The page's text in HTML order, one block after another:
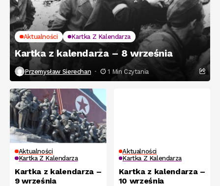
Aktualności Kartka Z Kalendarza
Kartka z kalendarza – 8 września
Przemysław Sierechan 1 Min Czytania
Aktualności
Kartka Z Kalendarza
Kartka z kalendarza –
9 września
Aktualności
Kartka Z Kalendarza
Kartka z kalendarza –
10 września